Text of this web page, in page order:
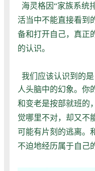
海灵格因“家族系统
活当中不能直接看到
备和打开自己，真正
的认识。
我们应该认识到的
人头脑中的幻象。 你
和变老是按部就班的
觉哪里不对，却又不
可能有片刻的逃离。
不迫地经历属于自己